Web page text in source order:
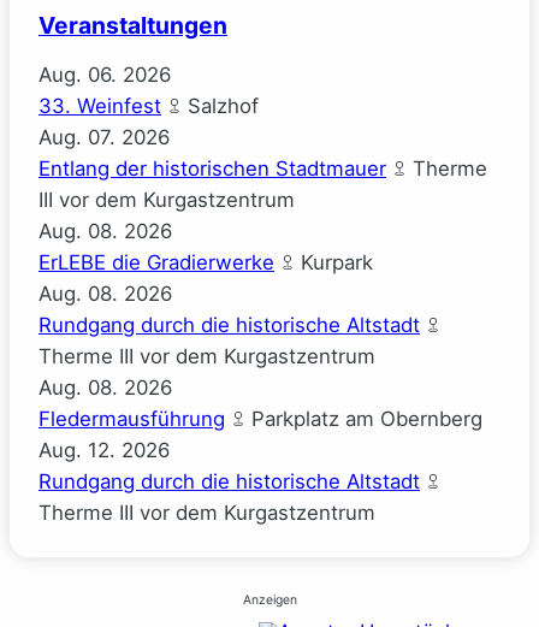
Veranstaltungen
Aug. 06. 2026
33. Weinfest
Salzhof
Aug. 07. 2026
Entlang der historischen Stadtmauer
Therme
III vor dem Kurgastzentrum
Aug. 08. 2026
ErLEBE die Gradierwerke
Kurpark
Aug. 08. 2026
Rundgang durch die historische Altstadt
Therme III vor dem Kurgastzentrum
Aug. 08. 2026
Fledermausführung
Parkplatz am Obernberg
Aug. 12. 2026
Rundgang durch die historische Altstadt
Therme III vor dem Kurgastzentrum
Anzeigen